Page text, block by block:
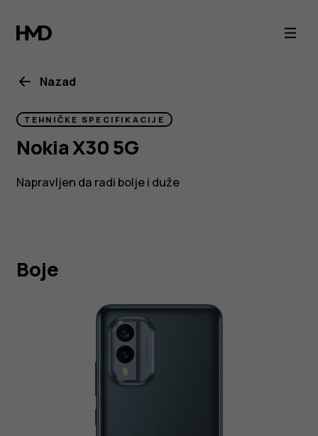
Nokia
X30
5G
je
održiv
telefon
koji
poseduje
funkciju
kamere
Nazad
TEHNIČKE SPECIFIKACIJE
Nokia X30 5G
Napravljen da radi bolje i duže
Boje